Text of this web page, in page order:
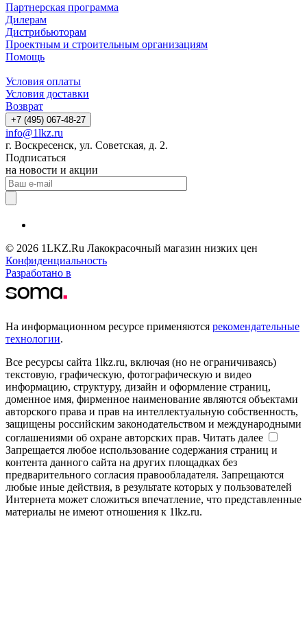
Партнерская программа
Дилерам
Дистрибьюторам
Проектным и строительным организациям
Помощь
Условия оплаты
Условия доставки
Возврат
+7 (495) 067-48-27
info@1lkz.ru
г. Воскресенск, ул. Советская, д. 2.
Подписаться
на новости и акции
© 2026 1LKZ.Ru Лакокрасочный магазин низких цен
Конфиденциальность
Разработано в
На информационном ресурсе применяются рекомендательные
технологии.
Все ресурсы сайта 1lkz.ru, включая (но не ограничиваясь)
текстовую, графическую, фотографическую и видео
информацию, структуру, дизайн и оформление страниц,
доменное имя, фирменное наименование являются объектами
авторского права и прав на интеллектуальную собственность,
защищены российским законодательством и международными
соглашениями об охране авторских прав. Читать далее
Запрещается любое использование содержания страниц и
контента данного сайта на других площадках без
предварительного согласия правообладателя. Запрещаются
любые иные действия, в результате которых у пользователей
Интернета может сложиться впечатление, что представленные
материалы не имеют отношения к 1lkz.ru.